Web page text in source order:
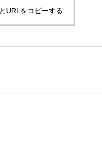
URLをコピーする